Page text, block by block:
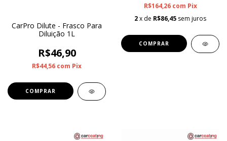
CarPro Dilute - Frasco Para
Diluição 1L
R$46,90
R$44,56 com Pix
R$164,26 com Pix
2x de R$86,45 sem juros